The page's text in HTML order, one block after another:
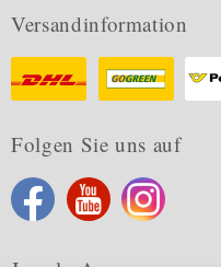
Versandinformation
Folgen Sie uns auf